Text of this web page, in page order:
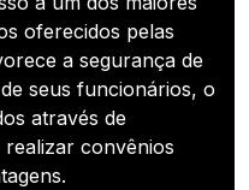
oferecidos pelas
a segurança de
seus funcionários, o
através de
realizar convênios